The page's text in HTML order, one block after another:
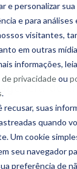
e personalizar sua
e para análises
visitantes,
em outras
informações,
privacidadeou
.
recusar, suas
quando
Um cookie
seu navegador
preferência de
agência de
em
de e para o
de
tradução,